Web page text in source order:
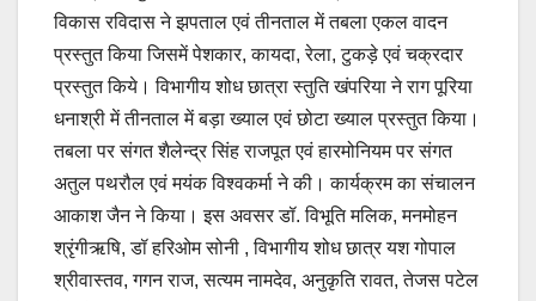
विकास रविदास ने झपताल एवं तीनताल में तबला एकल वादन
प्रस्तुत किया जिसमें पेशकार, कायदा, रेला, टुकड़े एवं चक्रदार
प्रस्तुत किये। विभागीय शोध छात्रा स्तुति खंपरिया ने राग पूरिया
धनाश्री में तीनताल में बड़ा ख्याल एवं छोटा ख्याल प्रस्तुत किया।
तबला पर संगत शैलेन्द्र सिंह राजपूत एवं हारमोनियम पर संगत
अतुल पथरौल एवं मयंक विश्वकर्मा ने की। कार्यक्रम का संचालन
आकाश जैन ने किया। इस अवसर डॉ. विभूति मलिक, मनमोहन
श्रृंगीऋषि, डॉ हरिओम सोनी , विभागीय शोध छात्र यश गोपाल
श्रीवास्तव, गगन राज, सत्यम नामदेव, अनुकृति रावत, तेजस पटेल